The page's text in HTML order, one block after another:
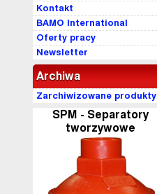
Kontakt
BAMO International
Oferty pracy
Newsletter
Archiwa
Zarchiwizowane produkty
SPM - Separatory
tworzywowe